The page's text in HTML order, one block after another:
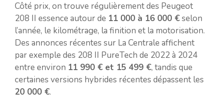
Côté prix, on trouve régulièrement des Peugeot
208 II essence autour de 11 000 à 16 000 €selon
l’année, le kilométrage, la finition et la motorisation.
Des annonces récentes sur La Centrale affichent
par exemple des 208 II PureTech de 2022 à 2024
entre environ 11 990 € et 15 499 €, tandis que
certaines versions hybrides récentes dépassent les
20 000 €.